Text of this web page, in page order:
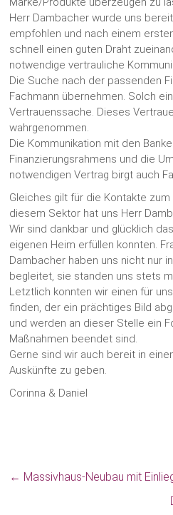
Herr Dambacher wurde uns
empfohlen und nach einem
schnell einen guten Draht
notwendige vertrauliche
Die Suche nach der passenden
Fachmann übernehmen. Solch
Vertrauenssache. Dieses
wahrgenommen.
Die Kommunikation mit den
Finanzierungsrahmens und die
notwendigen Vertrag birgt auch
Gleiches gilt für die Kontakte
diesem Sektor hat uns Herr
Wir sind dankbar und glücklich
eigenen Heim erfüllen konnten.
Dambacher haben uns nicht nur
begleitet, sie standen uns stets
Letztlich konnten wir einen für
finden, der ein prächtiges Bild
und werden an dieser Stelle ein
Maßnahmen beendet sind.
Gerne sind wir auch bereit in
Auskünfte zu geben.
Corinna & Daniel
← Massivhaus-Neubau mit